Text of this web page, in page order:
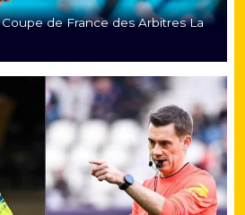
de France des Arbitres La